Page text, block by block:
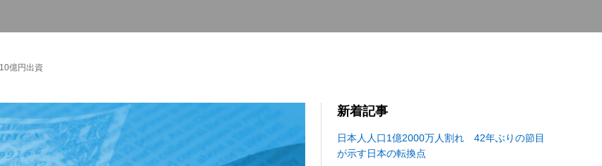
億円出資
新着記事
日本人人口1億2000万人割れ 42年ぶりの節目
が示す日本の転換点